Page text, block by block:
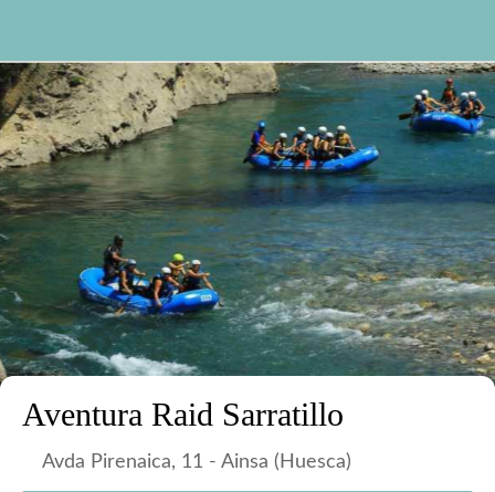
Aventura Raid Sarratillo
Avda Pirenaica, 11 - Ainsa (Huesca)